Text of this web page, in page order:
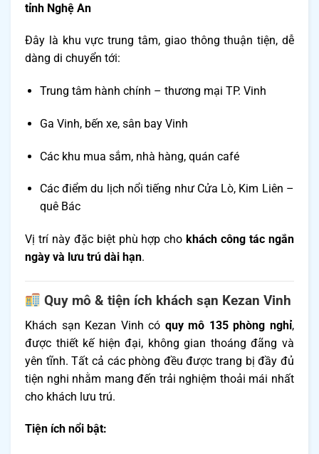
tỉnh Nghệ An
Đây là khu vực trung tâm, giao thông thuận tiện, dễ
dàng di chuyển tới:
Trung tâm hành chính – thương mại TP. Vinh
Ga Vinh, bến xe, sân bay Vinh
Các khu mua sắm, nhà hàng, quán café
Các điểm du lịch nổi tiếng như Cửa Lò, Kim Liên –
quê Bác
Vị trí này đặc biệt phù hợp cho khách công tác ngắn
ngày và lưu trú dài hạn.
Quy mô & tiện ích khách sạn Kezan Vinh
Khách sạn Kezan Vinh có quy mô 135 phòng nghỉ,
được thiết kế hiện đại, không gian thoáng đãng và
yên tĩnh. Tất cả các phòng đều được trang bị đầy đủ
tiện nghi nhằm mang đến trải nghiệm thoải mái nhất
cho khách lưu trú.
Tiện ích nổi bật: